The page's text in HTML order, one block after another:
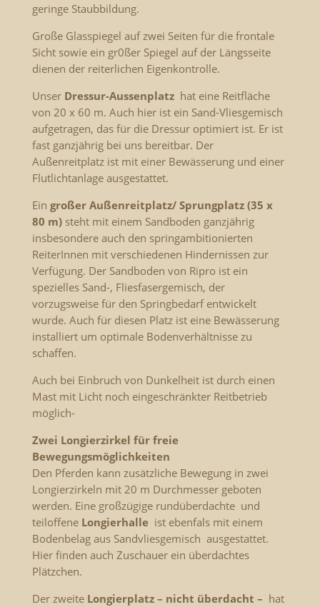
geringe Staubbildung.
Große Glasspiegel auf zwei Seiten für die frontale
Sicht sowie ein gr0ßer Spiegel auf der Längsseite
dienen der reiterlichen Eigenkontrolle.
Unser Dressur-Aussenplatz hat eine Reitfläche
von 20 x 60 m. Auch hier ist ein Sand-Vliesgemisch
aufgetragen, das für die Dressur optimiert ist. Er ist
fast ganzjährig bei uns bereitbar. Der
Außenreitplatz ist mit einer Bewässerung und einer
Flutlichtanlage ausgestattet.
Ein großer Außenreitplatz/ Sprungplatz (35 x
80 m) steht mit einem Sandboden ganzjährig
insbesondere auch den springambitionierten
ReiterInnen mit verschiedenen Hindernissen zur
Verfügung. Der Sandboden von Ripro ist ein
spezielles Sand-, Fliesfasergemisch, der
vorzugsweise für den Springbedarf entwickelt
wurde. Auch für diesen Platz ist eine Bewässerung
installiert um optimale Bodenverhältnisse zu
schaffen.
Auch bei Einbruch von Dunkelheit ist durch einen
Mast mit Licht noch eingeschränkter Reitbetrieb
möglich-
Zwei Longierzirkel für freie
Bewegungsmöglichkeiten
Den Pferden kann zusätzliche Bewegung in zwei
Longierzirkeln mit 20 m Durchmesser geboten
werden. Eine großzügige rundüberdachte und
teiloffene Longierhalleist ebenfals mit einem
Bodenbelag aus Sandvliesgemisch ausgestattet.
Hier finden auch Zuschauer ein überdachtes
Plätzchen.
Der zweite Longierplatz – nicht überdacht – hat